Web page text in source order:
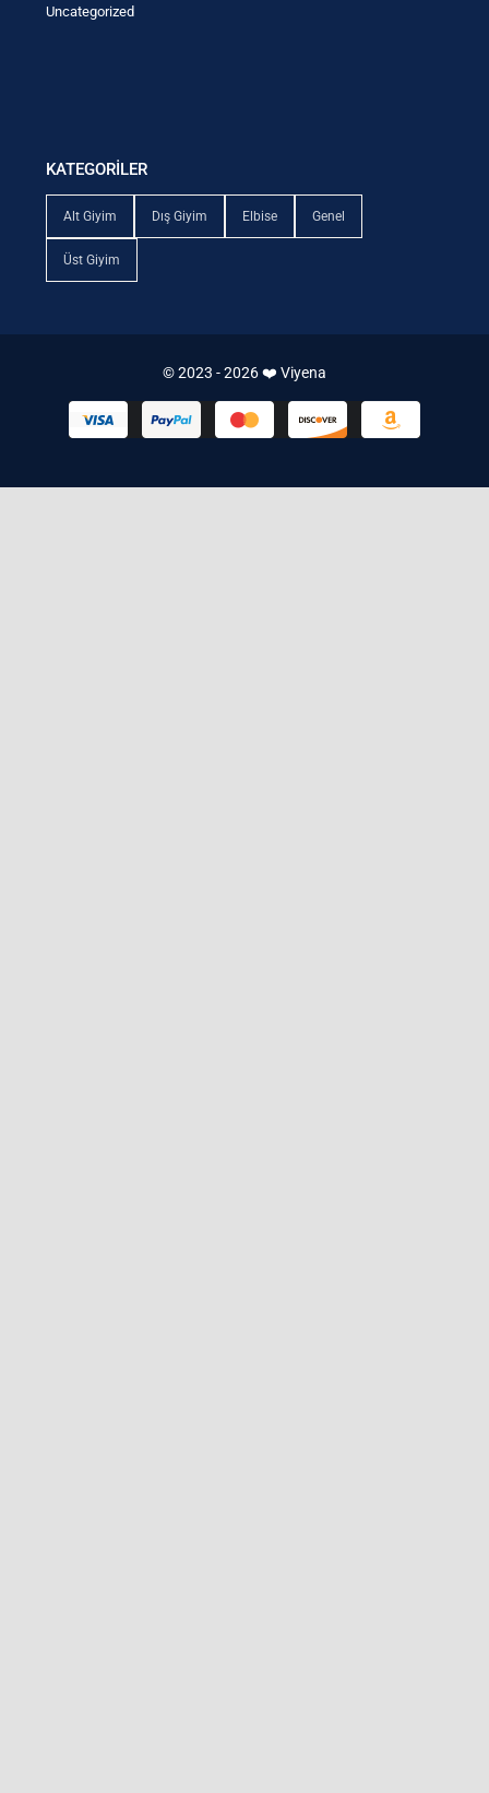
Uncategorized
KATEGORİLER
Alt Giyim Dış Giyim Elbise Genel
Üst Giyim
© 2023 - 2026 ❤️ Viyena